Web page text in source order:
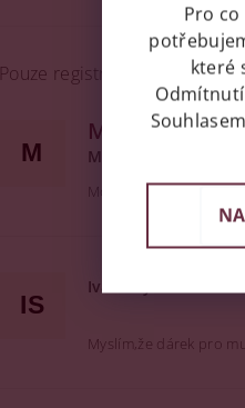
Pouze registrovaní uživatelé
M
Moc dobry
Martin
Moc dobrý rum ,
IS
Ivana Sýkorová
Myslím,že dárek pro
Pro
které